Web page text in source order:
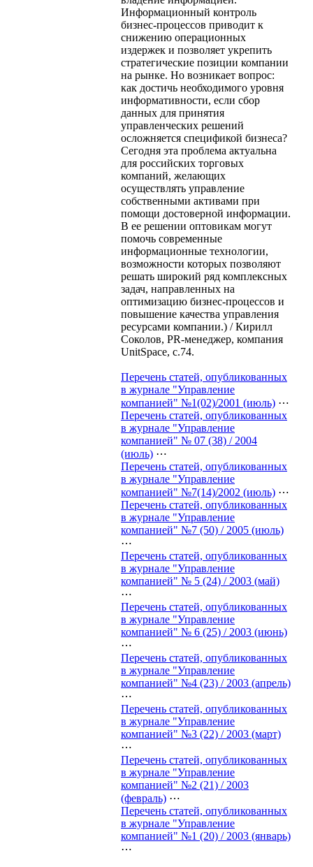
Информационный контроль
бизнес-процессов приводит к
снижению операционных
издержек и позволяет укрепить
стратегические позиции компании
на рынке. Но возникает вопрос:
как достичь необходимого уровня
информативности, если сбор
данных для принятия
управленческих решений
осложняется спецификой бизнеса?
Сегодня эта проблема актуальна
для российских торговых
компаний, желающих
осуществлять управление
собственными активами при
помощи достоверной информации.
В ее решении оптовикам могут
помочь современные
информационные технологии,
возможности которых позволяют
решать широкий ряд комплексных
задач, направленных на
оптимизацию бизнес-процессов и
повышение качества управления
ресурсами компании.) / Кирилл
Соколов, PR-менеджер, компания
UnitSpace, с.74.
Перечень статей, опубликованных
в журнале "Управление
компанией" №1(02)/2001 (июль) ⋯
Перечень статей, опубликованных
в журнале "Управление
компанией" № 07 (38) / 2004
(июль) ⋯
Перечень статей, опубликованных
в журнале "Управление
компанией" №7(14)/2002 (июль) ⋯
Перечень статей, опубликованных
в журнале "Управление
компанией" №7 (50) / 2005 (июль)
⋯
Перечень статей, опубликованных
в журнале "Управление
компанией" № 5 (24) / 2003 (май)
⋯
Перечень статей, опубликованных
в журнале "Управление
компанией" № 6 (25) / 2003 (июнь)
⋯
Перечень статей, опубликованных
в журнале "Управление
компанией" №4 (23) / 2003 (апрель)
⋯
Перечень статей, опубликованных
в журнале "Управление
компанией" №3 (22) / 2003 (март)
⋯
Перечень статей, опубликованных
в журнале "Управление
компанией" №2 (21) / 2003
(февраль) ⋯
Перечень статей, опубликованных
в журнале "Управление
компанией" №1 (20) / 2003 (январь)
⋯